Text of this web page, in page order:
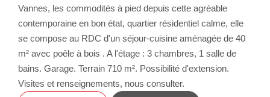
Vannes, les commodités à pied depuis cette agréable
contemporaine en bon état, quartier résidentiel calme, elle
se compose au RDC d'un séjour-cuisine aménagée de 40
m² avec poêle à bois . A l'étage : 3 chambres, 1 salle de
bains. Garage. Terrain 710 m². Possibilité d'extension.
Visites et renseignements, nous consulter.